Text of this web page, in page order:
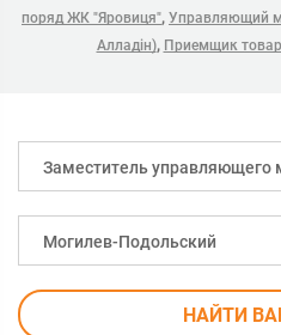
поряд ЖК "Яровиця", Управляющий
Алладін), Приемщик
Заместитель управляющего
Могилев-Подольский
НАЙТИ